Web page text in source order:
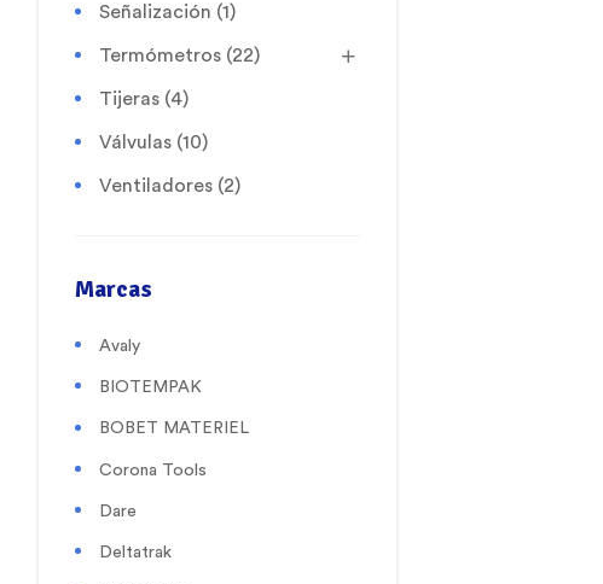
Señalización (1)
Termómetros (22)
Tijeras (4)
Válvulas (10)
Ventiladores (2)
Marcas
Avaly
BIOTEMPAK
BOBET MATERIEL
Corona Tools
Dare
Deltatrak